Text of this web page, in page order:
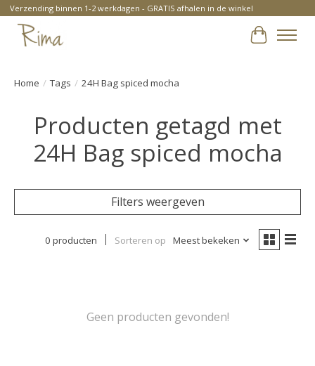
Verzending binnen 1-2 werkdagen - GRATIS afhalen in de winkel
Home / Tags / 24H Bag spiced mocha
Producten getagd met
24H Bag spiced mocha
Filters weergeven
0 producten Sorteren op Meest bekeken
Geen producten gevonden!